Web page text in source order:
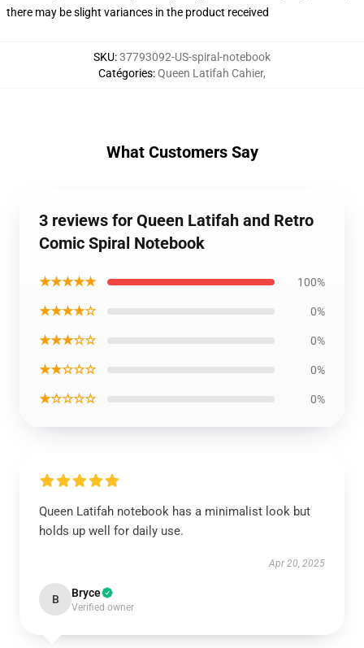
there may be slight variances in the product received
SKU:37793092-US-spiral-notebook
Catégories:Queen Latifah Cahier,
What Customers Say
3 reviews for Queen Latifah and Retro
Comic Spiral Notebook
★★★★★ 100%
★★★★☆ 0%
★★★☆☆ 0%
★★☆☆☆ 0%
★☆☆☆☆ 0%
Queen Latifah notebook has a minimalist look but
holds up well for daily use.
Apr 20, 2025
B Bryce
Verified owner